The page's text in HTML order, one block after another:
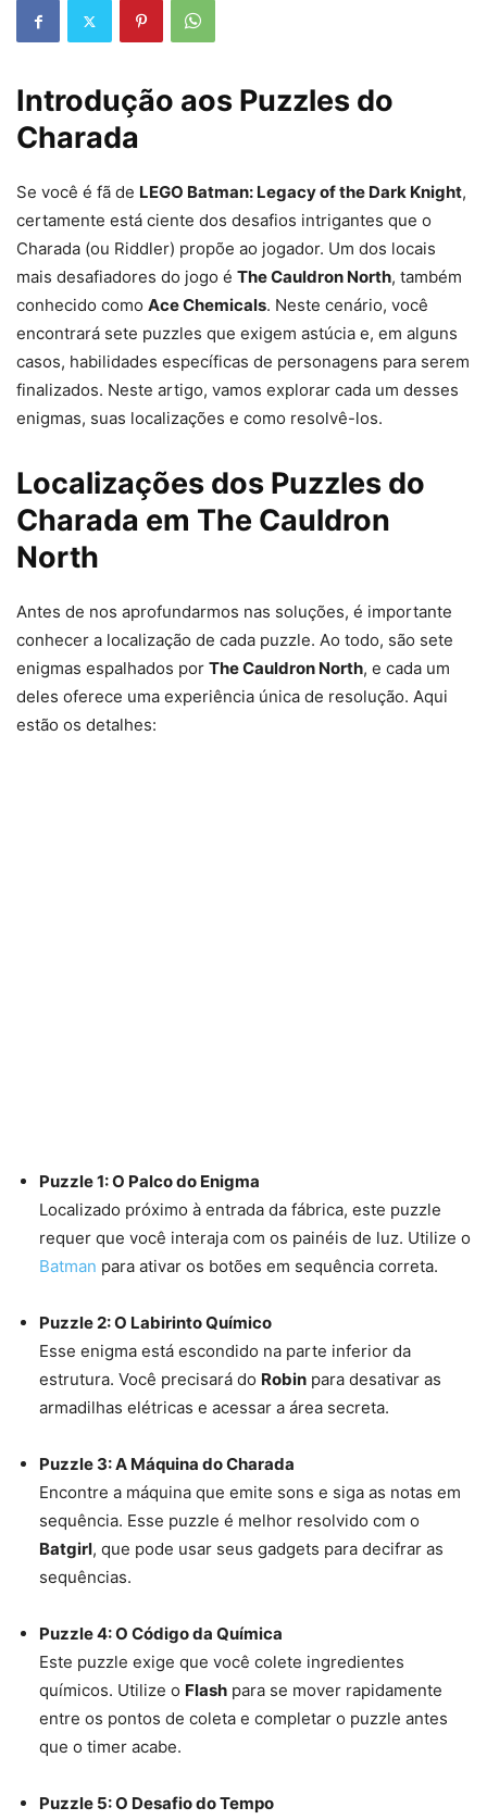
Introdução aos Puzzles do
Charada
Se você é fã de LEGO Batman: Legacy of the Dark Knight,
certamente está ciente dos desafios intrigantes que o
Charada (ou Riddler) propõe ao jogador. Um dos locais
mais desafiadores do jogo é The Cauldron North, também
conhecido como Ace Chemicals. Neste cenário, você
encontrará sete puzzles que exigem astúcia e, em alguns
casos, habilidades específicas de personagens para serem
finalizados. Neste artigo, vamos explorar cada um desses
enigmas, suas localizações e como resolvê-los.
Localizações dos Puzzles do
Charada em The Cauldron
North
Antes de nos aprofundarmos nas soluções, é importante
conhecer a localização de cada puzzle. Ao todo, são sete
enigmas espalhados por The Cauldron North, e cada um
deles oferece uma experiência única de resolução. Aqui
estão os detalhes:
Puzzle 1: O Palco do Enigma
Localizado próximo à entrada da fábrica, este puzzle
requer que você interaja com os painéis de luz. Utilize o
Batman para ativar os botões em sequência correta.
Puzzle 2: O Labirinto Químico
Esse enigma está escondido na parte inferior da
estrutura. Você precisará do Robin para desativar as
armadilhas elétricas e acessar a área secreta.
Puzzle 3: A Máquina do Charada
Encontre a máquina que emite sons e siga as notas em
sequência. Esse puzzle é melhor resolvido com o
Batgirl, que pode usar seus gadgets para decifrar as
sequências.
Puzzle 4: O Código da Química
Este puzzle exige que você colete ingredientes
químicos. Utilize o Flash para se mover rapidamente
entre os pontos de coleta e completar o puzzle antes
que o timer acabe.
Puzzle 5: O Desafio do Tempo